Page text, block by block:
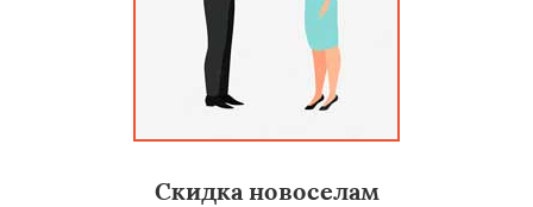
Скидка новоселам